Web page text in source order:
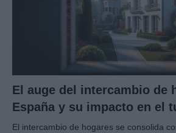
El auge del intercambio de
España y su impacto en el
El intercambio de hogares se consolida